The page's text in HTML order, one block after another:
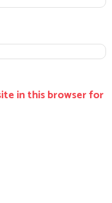
in this browser for